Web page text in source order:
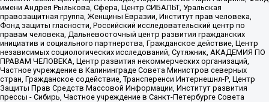
имени Андрея Рылькова, Сфера, Центр СИБАЛЬТ, Уральская
правозащитная группа, Женщины Евразии, Институт прав человека,
Фонд защиты гласности, Российский исследовательский центр по
правам человека, Дальневосточный центр развития гражданских
инициатив и социального партнерства, Гражданское действие, Центр
независимых социологических исследований, Сутяжник, АКАДЕМИЯ ПО
ПРАВАМ ЧЕЛОВЕКА, Центр развития некоммерческих организаций,
Частное учреждение в Калининграде Совета Министров северных
стран, Гражданское содействие, Трансперенси Интернешнл-Р, Центр
Защиты Прав Средств Массовой Информации, Институт развития
прессы - Сибирь, Частное учреждение в Санкт-Петербурге Совета